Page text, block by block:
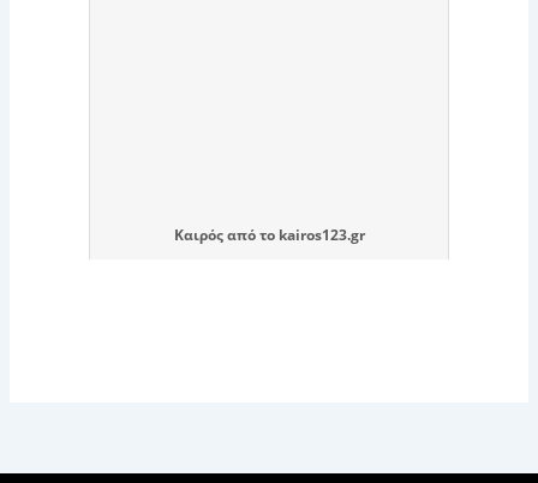
Καιρόςαπό το kairos123.gr